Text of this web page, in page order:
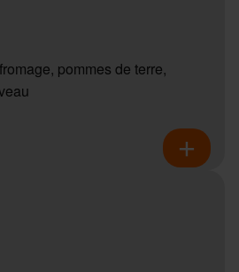
pommes de terre,